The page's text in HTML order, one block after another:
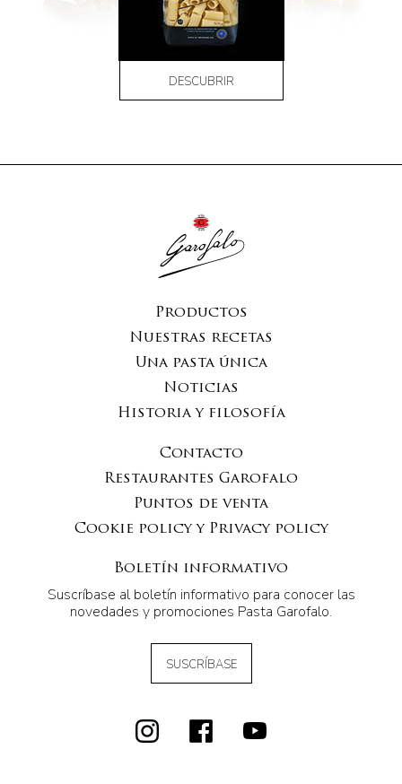
DESCUBRIR
Productos
Nuestras recetas
Una pasta única
Noticias
Historia y filosofía
Contacto
Restaurantes Garofalo
Puntos de venta
Cookie policy y Privacy policy
Boletín informativo
Suscríbase al boletín informativo para conocer las
novedades y promociones Pasta Garofalo.
SUSCRÍBASE